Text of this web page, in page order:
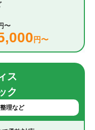
〜
円〜
ス
ク
理など